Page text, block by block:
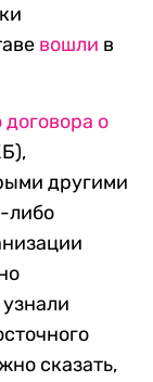
вошли в
о
другими
либо
сказать,